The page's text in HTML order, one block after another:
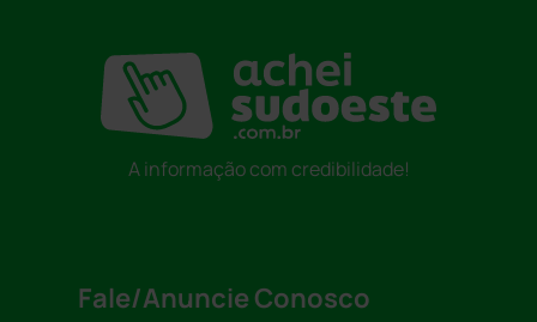
A informação com credibilidade!
Fale/Anuncie Conosco